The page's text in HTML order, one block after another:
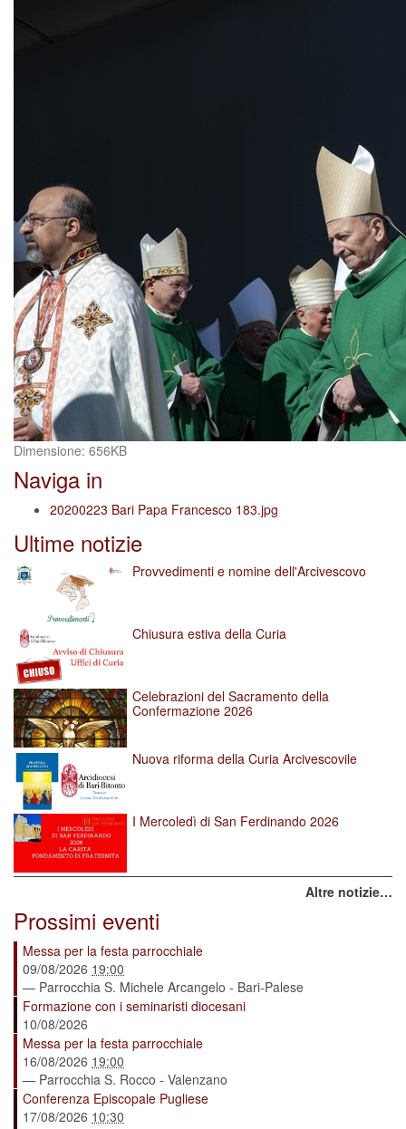
Clicca
per
vedere
l'immagine
dimensioni
Dimensione: 656KB
Naviga in
20200223 Bari Papa Francesco 183.jpg
Ultime notizie
Provvedimenti e nomine dell'Arcivescovo
Chiusura estiva della Curia
Celebrazioni del Sacramento della
Confermazione 2026
Nuova riforma della Curia Arcivescovile
I Mercoledì di San Ferdinando 2026
Altre notizie…
Prossimi eventi
Messa per la festa parrocchiale
09/08/2026 19:00
— Parrocchia S. Michele Arcangelo - Bari-Palese
Formazione con i seminaristi diocesani
10/08/2026
Messa per la festa parrocchiale
16/08/2026 19:00
— Parrocchia S. Rocco - Valenzano
Conferenza Episcopale Pugliese
17/08/2026 10:30